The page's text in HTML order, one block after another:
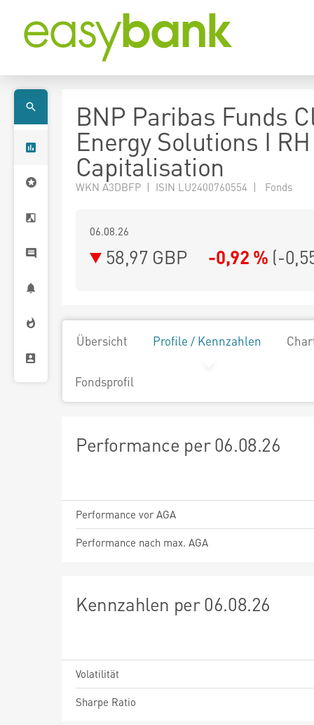
BNP Paribas Funds
Energy Solutions I
Capitalisation
WKN A3DBFP | ISIN LU2400760554 | Fonds
06.08.26
58,97 GBP -0,92 % (-
Übersicht Profile / Kennzahlen
Fondsprofil
Performance per 06.08.26
Performance vor AGA
Performance nach max. AGA
Kennzahlen per 06.08.26
Volatilität
Sharpe Ratio